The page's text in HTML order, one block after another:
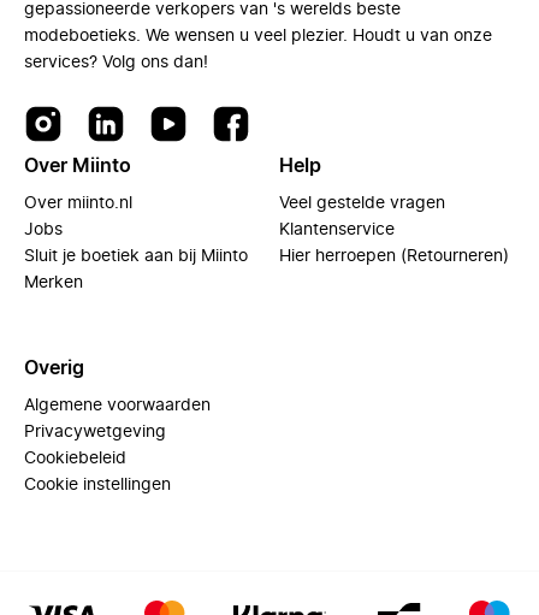
gepassioneerde verkopers van 's werelds beste
modeboetieks. We wensen u veel plezier. Houdt u van onze
services? Volg ons dan!
Over Miinto
Over miinto.nl
Jobs
Sluit je boetiek aan bij Miinto
Merken
Help
Veel gestelde vragen
Klantenservice
Hier herroepen (Retourneren)
Overig
Algemene voorwaarden
Privacywetgeving
Cookiebeleid
Cookie instellingen